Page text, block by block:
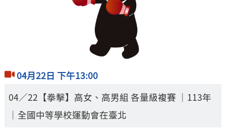
04月22日 下午13:00
04／22【拳擊】高女、高男組 各量級複賽 ｜113年
｜全國中等學校運動會在臺北